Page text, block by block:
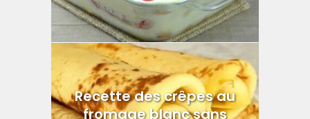
Recette des crêpes au
fromage blanc sans